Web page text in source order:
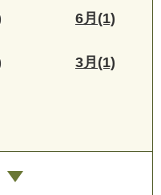
6月(1)
3月(1)